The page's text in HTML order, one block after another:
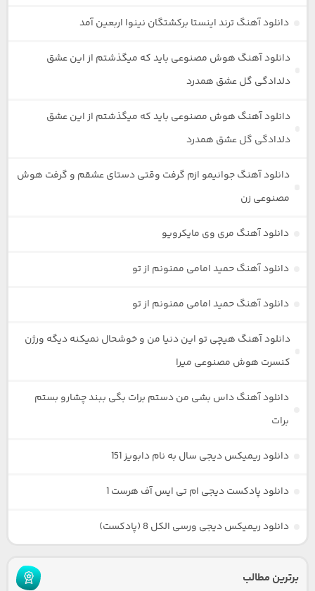
دانلود آهنگ ترند اینستا برکشتگان نینوا اربعین آمد
دانلود آهنگ هوش مصنوعی باید که میگذشتم از این عشق
دلدادگی گل عشق همدرد
دانلود آهنگ هوش مصنوعی باید که میگذشتم از این عشق
دلدادگی گل عشق همدرد
دانلود آهنگ جوانیمو ازم گرفت وقتی دستای عشقم و گرفت هوش
مصنوعی زن
دانلود آهنگ مری وی مایکرویو
دانلود آهنگ حمید امامی ممنونم از تو
دانلود آهنگ حمید امامی ممنونم از تو
دانلود آهنگ هیچی تو این دنیا من و خوشحال نمیکنه دیگه ورژن
کنسرت هوش مصنوعی میرا
دانلود آهنگ داس بشی من دستم برات بگی ببند چشارو بستم
برات
دانلود ریمیکس دیجی سال به نام دابویز 151
دانلود پادکست دیجی ام تی ایس آف هرست 1
دانلود ریمیکس دیجی ورسی الکل 8 (پادکست)
برترین مطالب